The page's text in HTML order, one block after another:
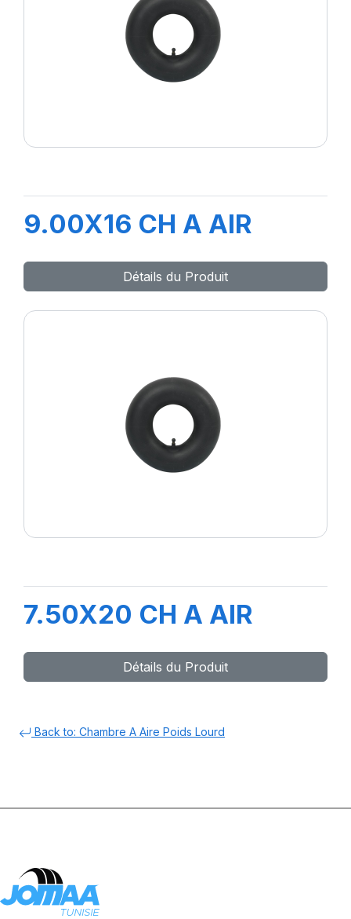
9.00X16 CH A AIR
Détails du Produit
7.50X20 CH A AIR
Détails du Produit
Back to: Chambre A Aire Poids Lourd